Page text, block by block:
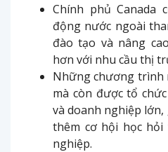
Chính phủ Canada
động nước ngoài
đào tạo và nâng
hơn với nhu cầu thị
Những chương trình
mà còn được tổ
và doanh nghiệp
thêm cơ hội học
nghiệp.